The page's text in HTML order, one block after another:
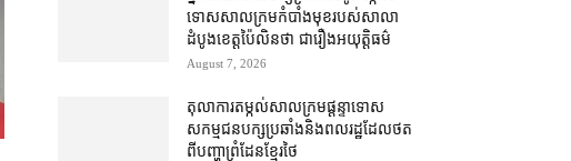
ទោស​សាលក្រម​កំបាំងមុខ​របស់​សាលា
ដំបូង​ខេត្ត​ប៉ៃលិន​ថា ជា​រឿង​អយុត្តិធម៌
August 7, 2026
តុលាការ​តម្កល់​សាលក្រម​ផ្ដន្ទាទោស​
សកម្មជន​បក្ស​ប្រឆាំង​និង​ពលរដ្ឋ​ដែល​ថត​
ពី​បញ្ហា​ព្រំដែន​ខ្មែរ​ថៃ